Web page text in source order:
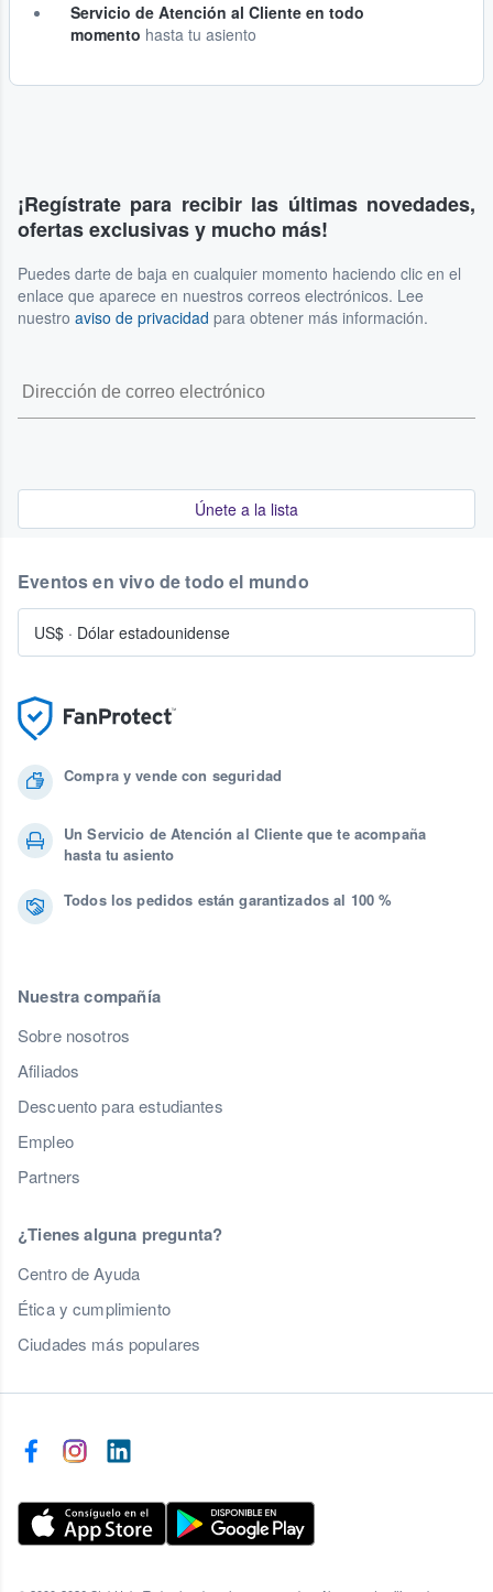
Servicio de Atención al Cliente en todo
momento hasta tu asiento
¡Regístrate para recibir las últimas novedades,
ofertas exclusivas y mucho más!
Puedes darte de baja en cualquier momento haciendo clic en el
enlace que aparece en nuestros correos electrónicos. Lee
nuestro aviso de privacidad para obtener más información.
Únete a la lista
Compra y vende con seguridad
Un Servicio de Atención al Cliente que te acompaña
hasta tu asiento
Todos los pedidos están garantizados al 100 %
Nuestra compañía
Sobre nosotros
Afiliados
Descuento para estudiantes
Empleo
Partners
¿Tienes alguna pregunta?
Centro de Ayuda
Ética y cumplimiento
Ciudades más populares
Eventos en vivo de todo el mundo
US$ · Dólar estadounidense